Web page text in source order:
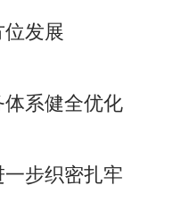
发展
系健全优化
步织密扎牢